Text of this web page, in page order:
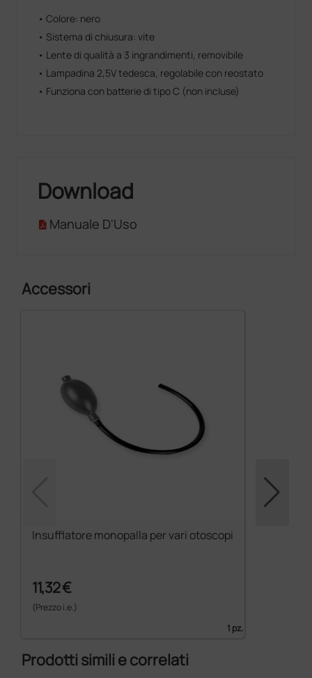
• Colore: nero
• Sistema di chiusura: vite
• Lente di qualità a 3 ingrandimenti, removibile
• Lampadina 2,5V tedesca, regolabile con reostato
• Funziona con batterie di tipo C (non incluse)
Download
Manuale D'Uso
Accessori
Insufflatore monopalla per vari otoscopi
11,32 €
(Prezzo i.e.)
1 pz.
Prodotti simili e correlati